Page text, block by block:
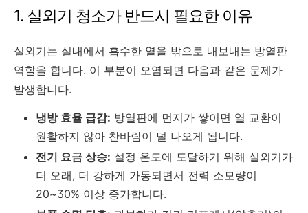
1. 실외기 청소가 반드시 필요한 이유
실외기는 실내에서 흡수한 열을 밖으로 내보내는 방열판
역할을 합니다. 이 부분이 오염되면 다음과 같은 문제가
발생합니다.
냉방 효율 급감: 방열판에 먼지가 쌓이면 열 교환이
원활하지 않아 찬바람이 덜 나오게 됩니다.
전기 요금 상승: 설정 온도에 도달하기 위해 실외기가
더 오래, 더 강하게 가동되면서 전력 소모량이
20~30% 이상 증가합니다.